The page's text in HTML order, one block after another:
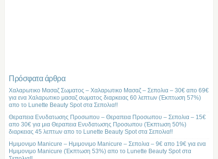
Πρόσφατα άρθρα
Χαλαρωτικο Μασαζ Σωματος – Χαλαρωτικο Μασαζ – Σεπολια – 30€ απο 69€
για ενα Χαλαρωτικο μασαζ σωματος διαρκειας 60 λεπτων (Έκπτωση 57%)
απο το Lunette Beauty Spot στα Σεπολια!!
Θεραπεια Ενυδατωσης Προσωπου – Θεραπεια Προσωπου – Σεπολια – 15€
απο 30€ για μια Θεραπεια Ενυδατωσης Προσωπου (Έκπτωση 50%)
διαρκειας 45 λεπτων απο το Lunette Beauty Spot στα Σεπολια!!
Ημιμονιμο Manicure – Ημιμονιμο Manicure – Σεπολια – 9€ απο 19€ για ενα
Ημιμονιμο Manicure (Έκπτωση 53%) απο το Lunette Beauty Spot στα